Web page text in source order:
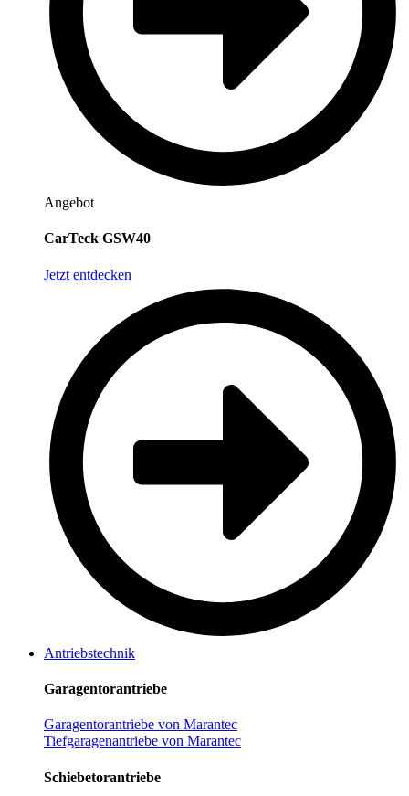
Angebot
CarTeck GSW40
Jetzt entdecken
Antriebstechnik
Garagentorantriebe
Garagentorantriebe von Marantec
Tiefgaragenantriebe von Marantec
Schiebetorantriebe